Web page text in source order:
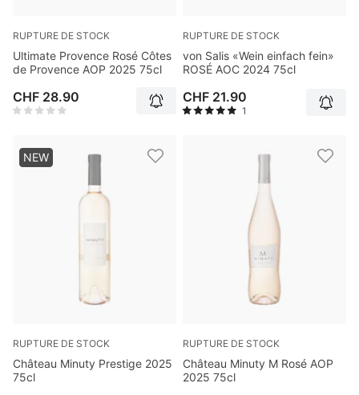
RUPTURE DE STOCK
Ultimate Provence Rosé Côtes
de Provence AOP 2025 75cl
CHF 28.90
RUPTURE DE STOCK
von Salis «Wein einfach fein»
ROSÉ AOC 2024 75cl
CHF 21.90
1
RUPTURE DE STOCK
Château Minuty Prestige 2025
75cl
NEW
RUPTURE DE STOCK
Château Minuty M Rosé AOP
2025 75cl